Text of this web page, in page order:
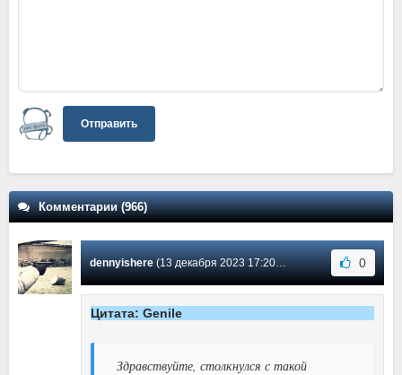
Отправить
Комментарии (966)
dennyishere(13 декабря 2023 17:20) Сообщение #550 0
Цитата: Genile
Здравствуйте, столкнулся с такой